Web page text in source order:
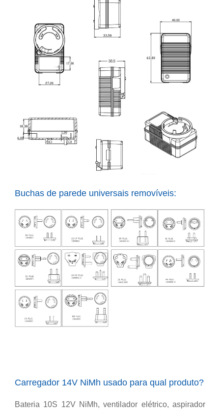
Buchas de parede universais removíveis:
Carregador 14V NiMh usado para qual produto?
Bateria 10S 12V NiMh, ventilador elétrico, aspirador